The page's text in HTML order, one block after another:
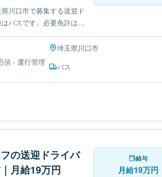
川口市で募集する送迎ド
バスです。必要免許は-
埼玉県川口市
須 - 運行管理
バス
の送迎ドライバ
月給19万円
給与
月給19万円